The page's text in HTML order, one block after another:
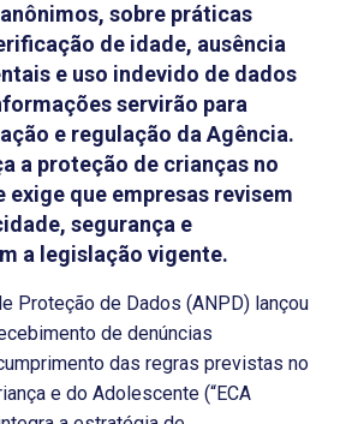
sobre práticas
de idade, ausência
e uso indevido de dados
servirão para
e regulação da Agência.
a proteção de crianças no
que empresas revisem
segurança e
a legislação vigente.
Proteção de Dados (ANPD) lançou
de denúncias
das regras previstas no
e do Adolescente (“ECA